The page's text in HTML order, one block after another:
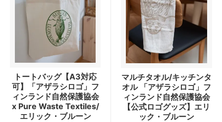
トートバッグ【A3対応
可】「アザラシロゴ」フ
ィンランド自然保護協会
x Pure Waste Textiles/
エリック・ブルーン
マルチタオル/キッチンタ
オル 「アザラシロゴ」フ
ィンランド自然保護協会
【公式ロゴグッズ】エリ
ック・ブルーン